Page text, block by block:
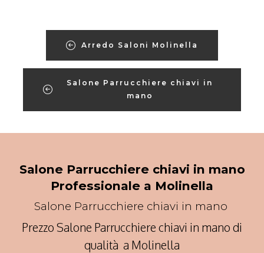
Arredo Saloni Molinella
Salone Parrucchiere chiavi in
mano
Salone Parrucchiere chiavi in mano
Professionale a Molinella
Salone Parrucchiere chiavi in mano
Prezzo Salone Parrucchiere chiavi in mano di
qualità a Molinella